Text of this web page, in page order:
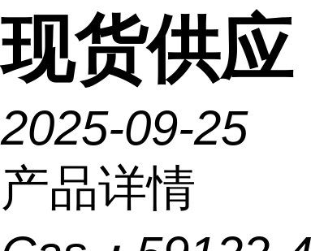
现货供应
2025-09-25
产品详情